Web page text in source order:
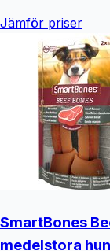
Jämför priser
SmartBones
medelstora